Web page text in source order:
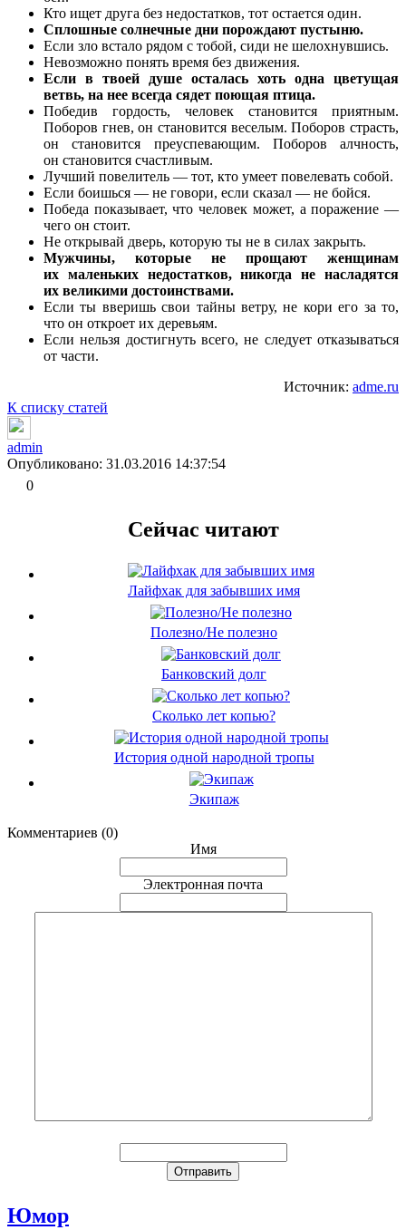
Кто ищет друга без недостатков, тот остается один.
Сплошные солнечные дни порождают пустыню.
Если зло встало рядом с тобой, сиди не шелохнувшись.
Невозможно понять время без движения.
Если в твоей душе осталась хоть одна цветущая
ветвь, на нее всегда сядет поющая птица.
Победив гордость, человек становится приятным.
Поборов гнев, он становится веселым. Поборов страсть,
он становится преуспевающим. Поборов алчность,
он становится счастливым.
Лучший повелитель — тот, кто умеет повелевать собой.
Если боишься — не говори, если сказал — не бойся.
Победа показывает, что человек может, а поражение —
чего он стоит.
Не открывай дверь, которую ты не в силах закрыть.
Мужчины, которые не прощают женщинам
их маленьких недостатков, никогда не насладятся
их великими достоинствами.
Если ты вверишь свои тайны ветру, не кори его за то,
что он откроет их деревьям.
Если нельзя достигнуть всего, не следует отказываться
от части.
Источник: adme.ru
К списку статей
admin
Опубликовано: 31.03.2016 14:37:54
0
Сейчас читают
Лайфхак для забывших имя
Полезно/Не полезно
Банковский долг
Сколько лет копью?
История одной народной тропы
Экипаж
Комментариев (0)
Имя
Электронная почта
Юмор